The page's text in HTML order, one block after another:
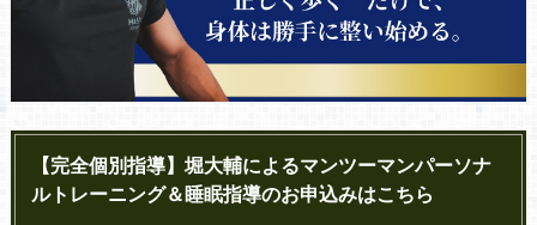
【完全個別指導】堀大輔によるマンツーマンパーソナ
ルトレーニング＆睡眠指導のお申込みはこちら